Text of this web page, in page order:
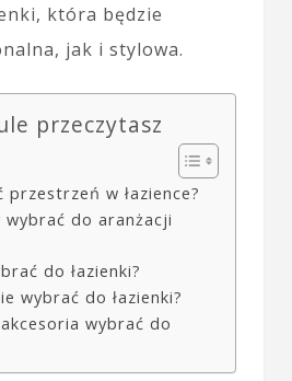
która będzie
jak i stylowa.
przeczytasz
przestrzeń w łazience?
wybrać do aranżacji
do łazienki?
wybrać do łazienki?
wybrać do